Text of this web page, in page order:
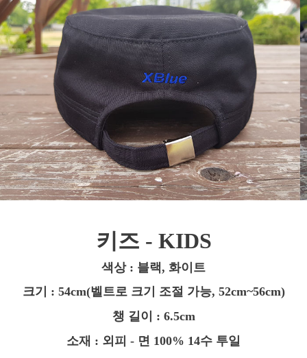
키즈 - KIDS
색상 : 블랙, 화이트
크기 : 54cm(벨트로 크기 조절 가능, 52cm~56cm)
챙 길이 : 6.5cm
소재 : 외피 - 면 100% 14수 투일